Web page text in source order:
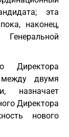
эта
наконец,
Директора
двумя
назначает
Директора
нового